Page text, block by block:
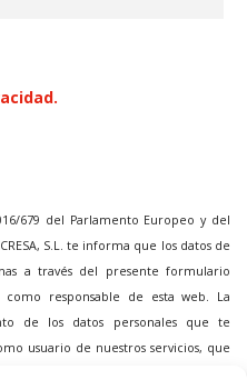
679 del Parlamento Europeo y del
S.L. te informa que los datos de
a través del presente formulario
responsable de esta web. La
de los datos personales que te
usuario de nuestros servicios, que